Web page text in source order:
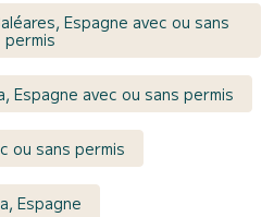
Espagne avec ou sans
permis
Espagne avec ou sans permis
ou sans permis
Espagne